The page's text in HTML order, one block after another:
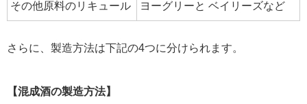
その他原料のリキュール ヨーグリーと ベイリーズなど
さらに、製造方法は下記の4つに分けられます。
【混成酒の製造方法】